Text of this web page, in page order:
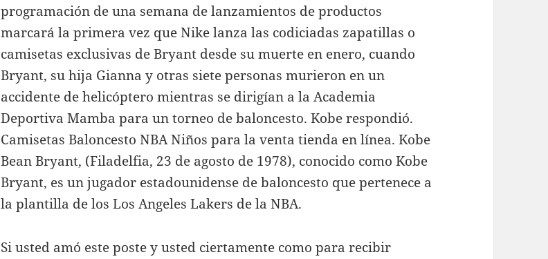
programación de una semana de lanzamientos de productos
marcará la primera vez que Nike lanza las codiciadas zapatillas o
camisetas exclusivas de Bryant desde su muerte en enero, cuando
Bryant, su hija Gianna y otras siete personas murieron en un
accidente de helicóptero mientras se dirigían a la Academia
Deportiva Mamba para un torneo de baloncesto. Kobe respondió.
Camisetas Baloncesto NBA Niños para la venta tienda en línea. Kobe
Bean Bryant, (Filadelfia, 23 de agosto de 1978), conocido como Kobe
Bryant, es un jugador estadounidense de baloncesto que pertenece a
la plantilla de los Los Angeles Lakers de la NBA.
Si usted amó este poste y usted ciertamente como para recibir